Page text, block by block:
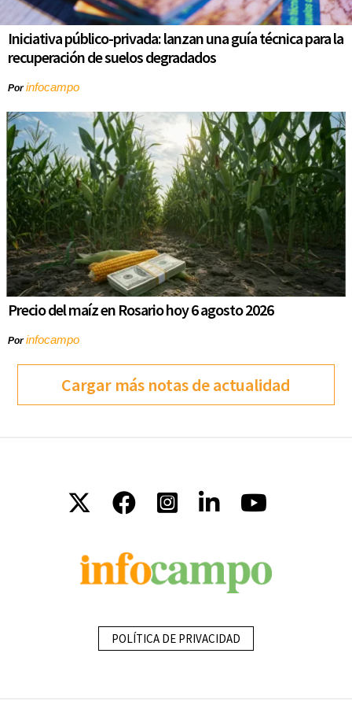
Iniciativa público-privada: lanzan una guía técnica para la
recuperación de suelos degradados
Porinfocampo
Precio del maíz en Rosario hoy 6 agosto 2026
Porinfocampo
Cargar más notas de actualidad
POLÍTICA DE PRIVACIDAD